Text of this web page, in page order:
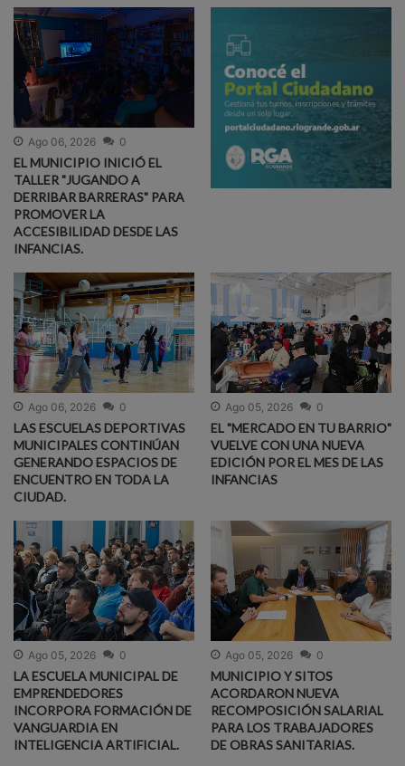
Ago 06, 2026 0
EL MUNICIPIO INICIÓ EL
TALLER "JUGANDO A
DERRIBAR BARRERAS" PARA
PROMOVER LA
ACCESIBILIDAD DESDE LAS
INFANCIAS.
Ago 06, 2026 0
LAS ESCUELAS DEPORTIVAS
MUNICIPALES CONTINÚAN
GENERANDO ESPACIOS DE
ENCUENTRO EN TODA LA
CIUDAD.
Ago 05, 2026 0
EL "MERCADO EN TU BARRIO"
VUELVE CON UNA NUEVA
EDICIÓN POR EL MES DE LAS
INFANCIAS
Ago 05, 2026 0
LA ESCUELA MUNICIPAL DE
EMPRENDEDORES
INCORPORA FORMACIÓN DE
VANGUARDIA EN
INTELIGENCIA ARTIFICIAL.
Ago 05, 2026 0
MUNICIPIO Y SITOS
ACORDARON NUEVA
RECOMPOSICIÓN SALARIAL
PARA LOS TRABAJADORES
DE OBRAS SANITARIAS.